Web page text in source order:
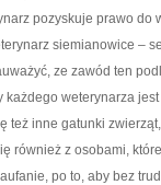
ŻE
pozyskuje prawo
siemianowice –
ze zawód ten
weterynarza
inne gatunki
również z osobami,
po to, aby bez